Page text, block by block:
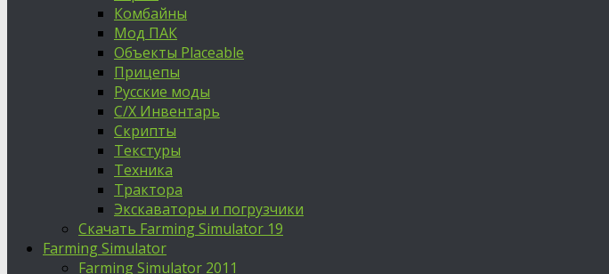
Комбайны
Мод ПАК
Объекты Placeable
Прицепы
Русские моды
С/Х Инвентарь
Скрипты
Текстуры
Техника
Трактора
Экскаваторы и погрузчики
Скачать Farming Simulator 19
Farming Simulator
Farming Simulator 2011